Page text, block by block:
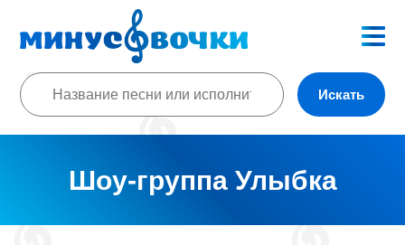
Искать
Шоу-группа Улыбка